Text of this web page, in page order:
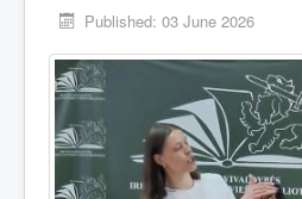
Published: 03 June 2026